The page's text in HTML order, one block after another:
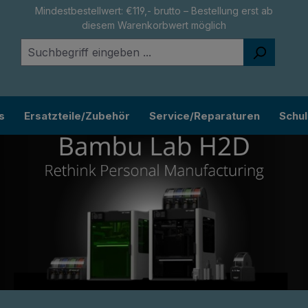
Mindestbestellwert: €119,- brutto – Bestellung erst ab
diesem Warenkorbwert möglich
Ersatzteile/Zubehör Service/Reparaturen